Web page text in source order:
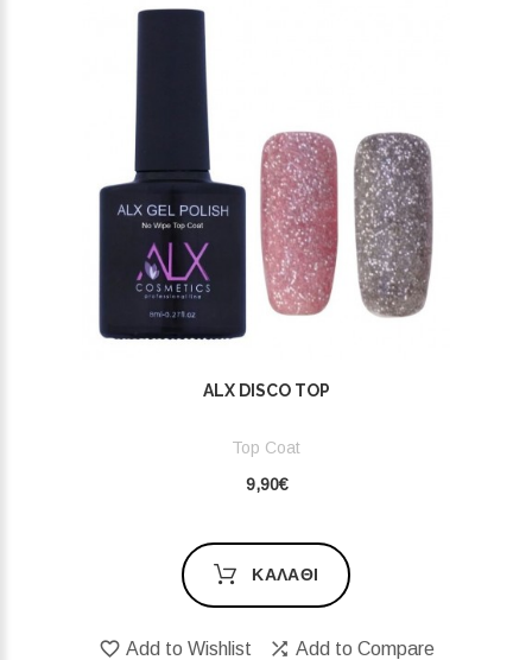
ALX DISCO TOP
Top Coat
9,90€
ΚΑΛΆΘΙ
Add to Wishlist Add to Compare